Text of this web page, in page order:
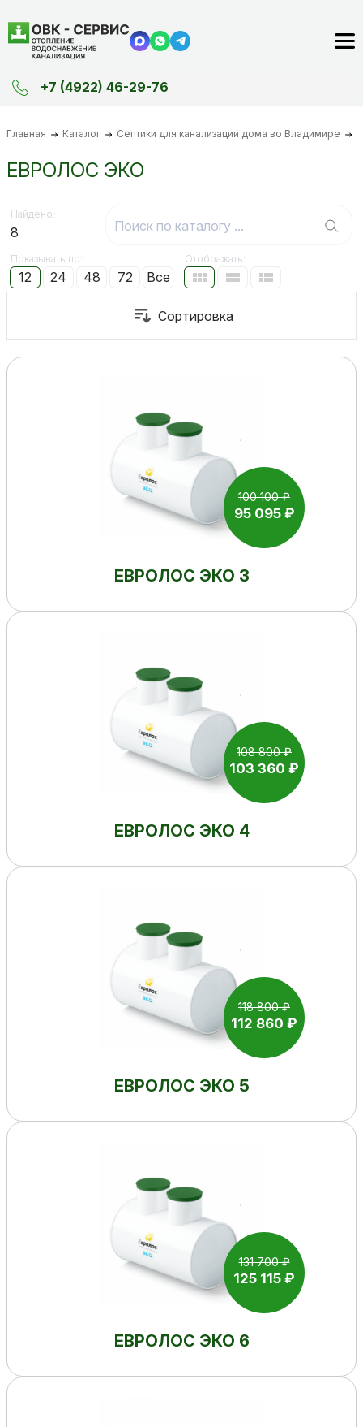
+7 (4922) 46-29-76
Главная Каталог Септики для канализации дома во Владимире
ЕВРОЛОС ЭКО
Показывать по:
12 24 48 72 Все
Отображать:
Найдено:
8
100 100 ₽
95 095 ₽
ЕВРОЛОС ЭКО 3
108 800 ₽
103 360 ₽
ЕВРОЛОС ЭКО 4
118 800 ₽
112 860 ₽
ЕВРОЛОС ЭКО 5
131 700 ₽
125 115 ₽
ЕВРОЛОС ЭКО 6